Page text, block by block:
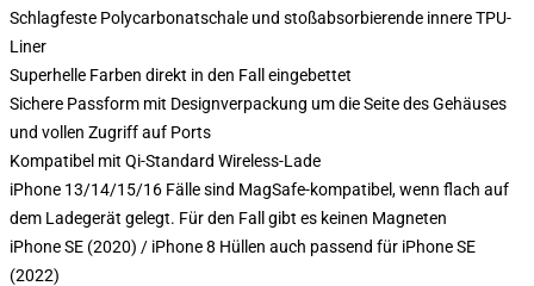
Schlagfeste Polycarbonatschale und stoßabsorbierende innere TPU-
Liner
Superhelle Farben direkt in den Fall eingebettet
Sichere Passform mit Designverpackung um die Seite des Gehäuses
und vollen Zugriff auf Ports
Kompatibel mit Qi-Standard Wireless-Lade
iPhone 13/14/15/16 Fälle sind MagSafe-kompatibel, wenn flach auf
dem Ladegerät gelegt. Für den Fall gibt es keinen Magneten
iPhone SE (2020) / iPhone 8 Hüllen auch passend für iPhone SE
(2022)